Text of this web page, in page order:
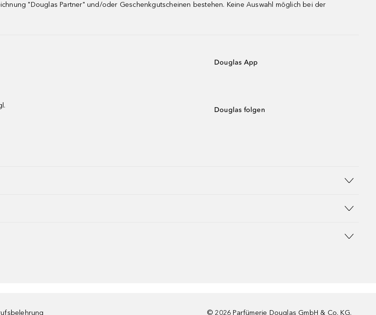
"Douglas Partner" und/oder Geschenkgutscheinen bestehen. Keine Auswahl möglich bei der
Douglas App
Douglas folgen
© 2026 Parfümerie Douglas GmbH & Co. KG.